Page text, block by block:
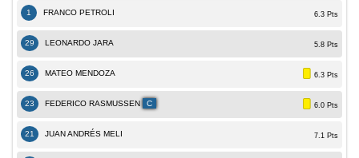
1 FRANCO PETROLI 6.3 Pts
29 LEONARDO JARA 5.8 Pts
26 MATEO MENDOZA 6.3 Pts
23 FEDERICO RASMUSSEN C 6.0 Pts
21 JUAN ANDRÉS MELI 7.1 Pts